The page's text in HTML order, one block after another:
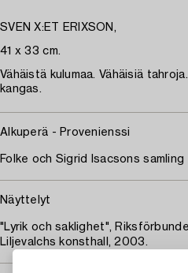
SVEN X:ET ERIXSON,
41 x 33 cm.
Vähäistä kulumaa. Vähäisiä
kangas.
Alkuperä - Provenienssi
Folke och Sigrid Isacsons samling
Näyttelyt
"Lyrik och saklighet",
Liljevalchs konsthall, 2003.